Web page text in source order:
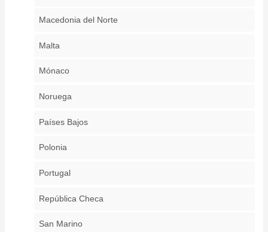
Macedonia del Norte
Malta
Mónaco
Noruega
Países Bajos
Polonia
Portugal
República Checa
San Marino